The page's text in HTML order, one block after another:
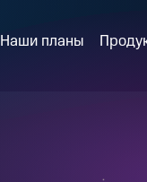
Наши планы